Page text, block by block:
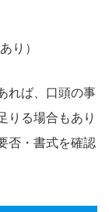
り）
れば、口頭の事
りる場合もあり
否・書式を確認